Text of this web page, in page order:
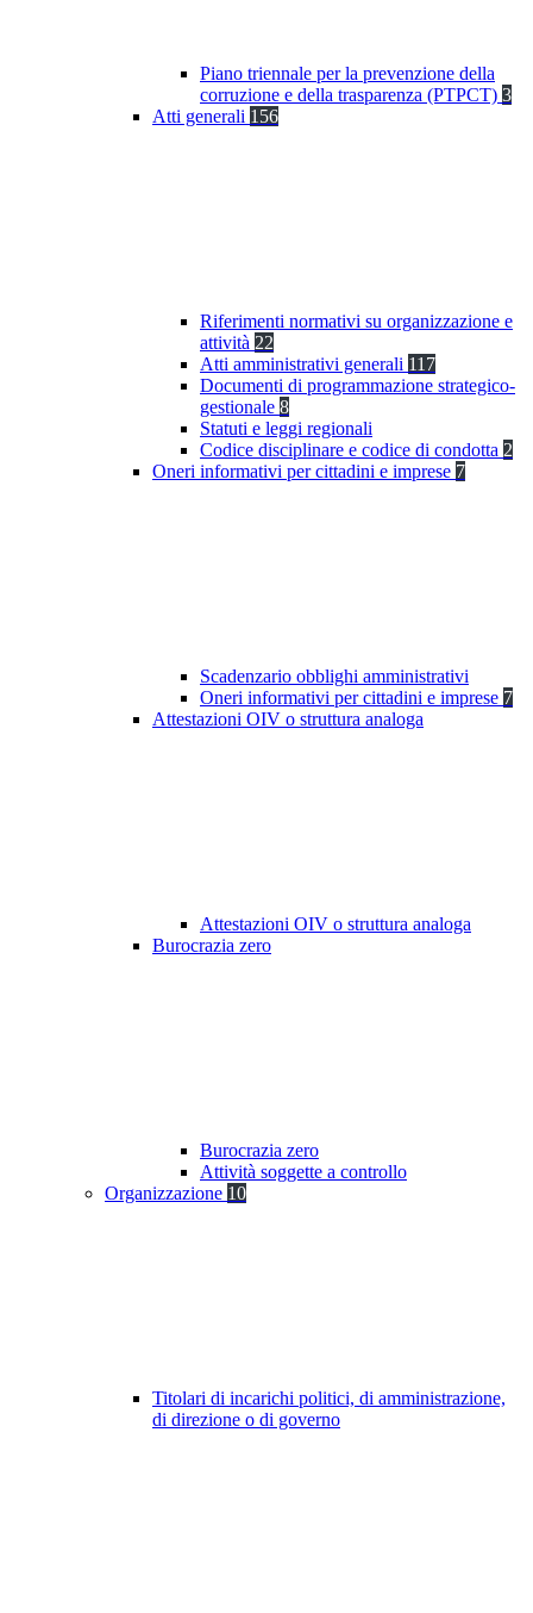
Piano triennale per la prevenzione della
corruzione e della trasparenza (PTPCT) 3
Atti generali 156
Riferimenti normativi su organizzazione e
attività 22
Atti amministrativi generali 117
Documenti di programmazione strategico-
gestionale 8
Statuti e leggi regionali
Codice disciplinare e codice di condotta 2
Oneri informativi per cittadini e imprese 7
Scadenzario obblighi amministrativi
Oneri informativi per cittadini e imprese 7
Attestazioni OIV o struttura analoga
Attestazioni OIV o struttura analoga
Burocrazia zero
Burocrazia zero
Attività soggette a controllo
Organizzazione 10
Titolari di incarichi politici, di amministrazione,
di direzione o di governo